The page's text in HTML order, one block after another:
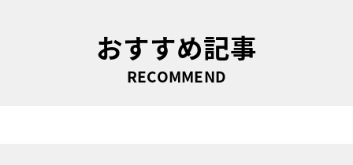
おすすめ記事
RECOMMEND